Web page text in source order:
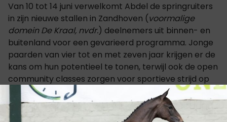
Van 10 tot 14 juni verwelkomt Abdel de springruiters
in zijn nieuwe stallen in Zandhoven (voormalige
domein De Kraal, nvdr.) deelnemers uit binnen- en
buitenland voor een gevarieerd programma. Jonge
paarden van vier tot en met zeven jaar krijgen er de
kans om hun potentieel te tonen, terwijl ook de open
community classes zorgen voor sportieve strijd op
hoog niveau. De jonge paarden rubrieken worden
gecombineerd met een Silver League Programma,
met de Grote Prijs op woensdag.